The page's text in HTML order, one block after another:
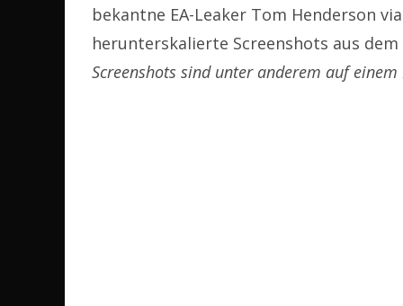
bekantne EA-Leaker Tom Henderson
herunterskalierte Screenshots aus
Screenshots sind unter anderem auf einem